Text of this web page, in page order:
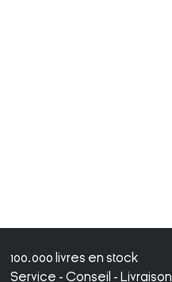
100.000 livres en stock
Service - Conseil - Livraison